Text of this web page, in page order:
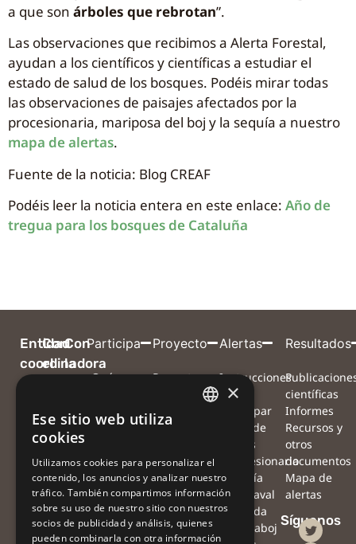
a que son árboles que rebrotan”.
Las observaciones que recibimos a Alerta Forestal,
ayudan a los científicos y científicas a estudiar el
estado de salud de los bosques. Podéis mirar todas
las observaciones de paisajes afectados por la
procesionaria, mariposa del boj y la sequía a nuestro
mapa de alertas.
Fuente de la noticia: Blog CREAF
Podéis leer la noticia entera en este enlace: Año de
tregua para los bosques de Cataluña
Entidad
coordinadora
Con
el
Con
la
Participa
¿Qué
conseguir?
¿Cómo
puedes
ayudar?
¿Qué haremos
con las
observaciones?
Proyecto
Proyecto
Red de
colaboradores
frecuentes
Noticias
Agenda
Contacto
Oficina
Alertas
Instrucciones
para
participar
Mapa de
alertas
#Procesionaria
#Sequía
#Vendaval
#Nevada
#Orugaboj
Resultados
científicas
Informes
Recursos y
otros
documentos
Mapa de
alertas
Síguenos
SPANISH
×
Ese sitio web utiliza
cookies
Utilizamos cookies para personalizar el
contenido, los anuncios y analizar nuestro
tráfico. También compartimos información
sobre su uso de nuestro sitio con nuestros
socios de publicidad y análisis, quienes
pueden combinarla con otra información